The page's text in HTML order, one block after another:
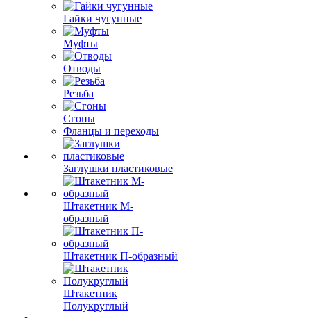
Гайки чугунные
Муфты
Отводы
Резьба
Сгоны
Фланцы и переходы
Заглушки пластиковые
Штакетник М-
образный
Штакетник П-образный
Штакетник
Полукруглый